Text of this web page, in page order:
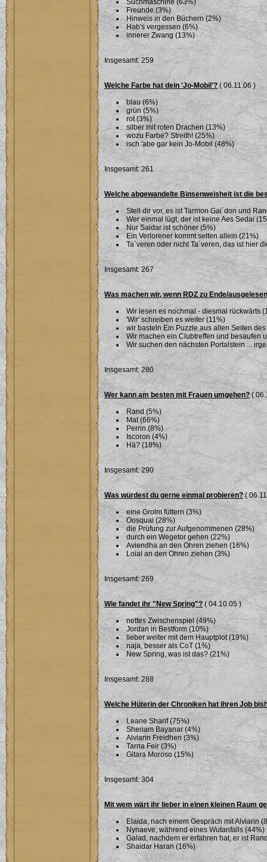
Suchmaschine (63%)
Freunde (3%)
Hinweis in den Büchern (2%)
Hab's vergessen (6%)
innerer Zwang (13%)
Insgesamt: 259
Welche Farbe hat dein 'Jo-Mobil'? ( 06.11.06 )
blau (6%)
grün (5%)
rot (3%)
silber mit roten Drachen (13%)
wozu Farbe? Streith! (25%)
isch 'abe gar kein Jo-Mobil (48%)
Insgesamt: 261
Welche abgewandelte Binsenweisheit ist die
Stell dir vor, es ist Tarmon Gai´don und
Wer einmal lügt, der ist keine Aes Sedai
Nur Saidar ist schöner (5%)
Ein Verlorener kommt selten allein (21%)
Ta´veren oder nicht Ta´veren, das ist hier
Insgesamt: 267
Was machen wir, wenn RDZ zu Ende/
Wir lesen es nochmal - diesmal rückwärts
'Wir' schreiben es weiter (11%)
wir basteln Ein Puzzle aus allen Seiten
Wir machen ein Clubtreffen und besaufen
Wir suchen den nächsten Portalstein ...
Insgesamt: 280
Wer kann am besten mit Frauen umgehen? (
Rand (5%)
Mat (66%)
Perrin (8%)
Iscoron (4%)
Hä? (18%)
Insgesamt: 290
Was würdest du gerne einmal probieren?(
eine Grolm füttern (3%)
Oosquai (28%)
die Prüfung zur Aufgenommenen (28%)
durch ein Wegetor gehen (22%)
Aviendha an den Ohren ziehen (16%)
Loial an den Ohren ziehen (3%)
Insgesamt: 269
Wie fandet ihr "New Spring"? ( 04.10.05 )
nettes Zwischenspiel (49%)
Jordan in Bestform (10%)
lieber weiter mit dem Hauptplot (19%)
naja, besser als CoT (1%)
New Spring, was ist das? (21%)
Insgesamt: 288
Welche Hüterin der Chroniken hat ihren Job
Leane Sharif (75%)
Sheriam Bayanar (4%)
Alviarin Freidhen (3%)
Tarna Feir (3%)
Gitara Moroso (15%)
Insgesamt: 304
Mit wem wärt ihr lieber in einen kleinen Raum
Elaida, nach einem Gespräch mit Alviarin
Nynaeve, während eines Wutanfalls (44%)
Galad, nachdem er erfahren hat, er ist
Shaidar Haran (16%)